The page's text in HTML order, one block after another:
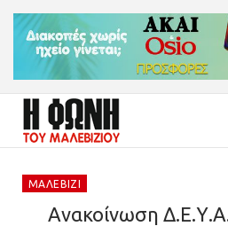
ΜΑΛΕΒΊΖΙ
Ανακοίνωση